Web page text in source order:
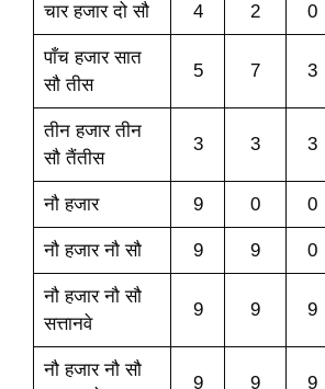
चार हजार दो सौ 4 2 0
पाँच हजार सात
सौ तीस
5 7 3
तीन हजार तीन
सौ तैंतीस
3 3 3
नौ हजार 9 0 0
नौ हजार नौ सौ 9 9 0
नौ हजार नौ सौ
सत्तानवे
9 9 9
नौ हजार नौ सौ
9 9 9